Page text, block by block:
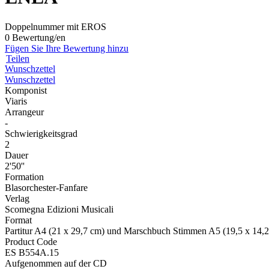
Doppelnummer mit EROS
0 Bewertung/en
Fügen Sie Ihre Bewertung hinzu
Teilen
Wunschzettel
Wunschzettel
Komponist
Viaris
Arrangeur
-
Schwierigkeitsgrad
2
Dauer
2'50''
Formation
Blasorchester-Fanfare
Verlag
Scomegna Edizioni Musicali
Format
Partitur A4 (21 x 29,7 cm) und Marschbuch Stimmen A5 (19,5 x
Product Code
ES B554A.15
Aufgenommen auf der CD